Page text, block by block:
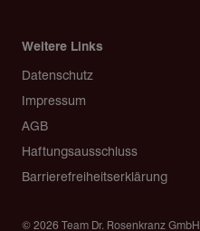
Weitere Links
Copyright
Datenschutz
Impressum
AGB
Haftungsausschluss
Barrierefreiheitserklärung
© 2026 Team Dr. Rosenkranz GmbH